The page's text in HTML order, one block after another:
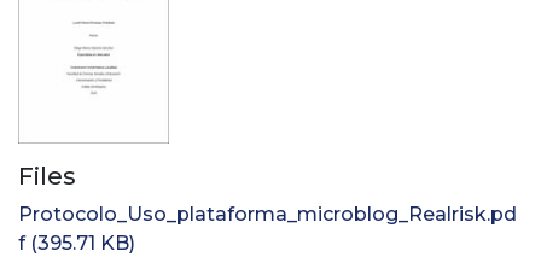
Files
Protocolo_Uso_plataforma_microblog_Realrisk.pd
f(395.71 KB)